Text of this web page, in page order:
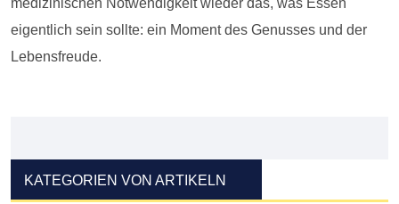
medizinischen Notwendigkeit wieder das, was Essen
eigentlich sein sollte: ein Moment des Genusses und der
Lebensfreude.
KATEGORIEN VON ARTIKELN